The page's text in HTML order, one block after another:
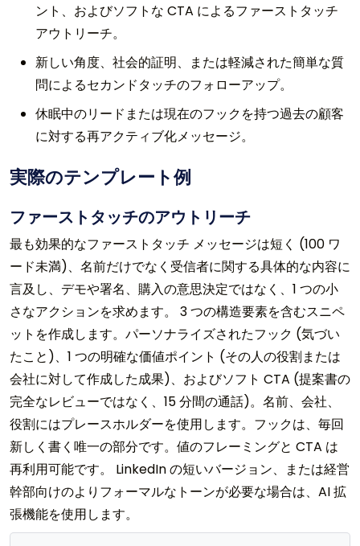
ント、およびソフトな CTA によるファーストタッチ
アウトリーチ。
新しい角度、社会的証明、または軽減された簡単な質
問によるセカンドタッチのフォローアップ。
休眠中のリードまたは現在のフックを持つ過去の顧客
に対する再アクティブ化メッセージ。
実際のテンプレート例
ファーストタッチのアウトリーチ
最も効果的なファーストタッチ メッセージは短く (100 ワ
ード未満)、名前だけでなく受信者に関する具体的な内容に
言及し、デモや署名、購入の意思決定ではなく、1 つの小
さなアクションを求めます。 3 つの構造要素を含むスニペ
ットを作成します。パーソナライズされたフック (気づい
たこと)、1 つの明確な価値ポイント (その人の役割または
会社に対して作成した成果)、およびソフト CTA (提案書の
完全なレビューではなく、15 分間の通話)。名前、会社、
役割にはプレースホルダーを使用します。フックは、毎回
新しく書く唯一の部分です。値のフレーミングと CTA は
再利用可能です。 LinkedIn の短いバージョン、または経営
幹部向けのよりフォーマルなトーンが必要な場合は、AI 拡
張機能を使用します。